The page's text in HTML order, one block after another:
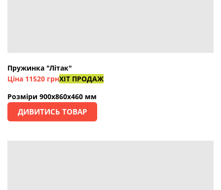
Пружинка "Літак"
Ціна 11520 грнХІТ ПРОДАЖ
Розміри 900х860х460 мм
ДИВИТИСЬ ТОВАР